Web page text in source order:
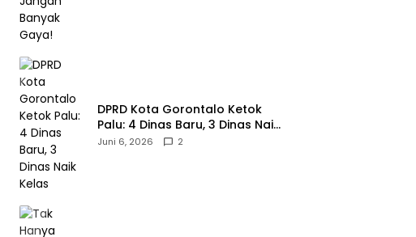
‎DPRD Kota Gorontalo Ketok
Palu: 4 Dinas Baru, 3 Dinas Naik
Kelas
Juni 6, 2026 2